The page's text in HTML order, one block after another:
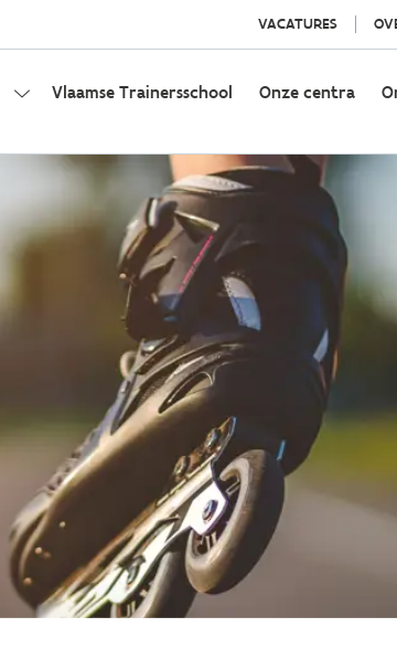
VACATURES
Vlaamse Trainersschool Onze centra